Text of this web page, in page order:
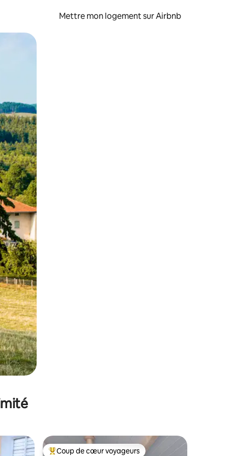
Mettre mon logement sur Airbnb
glisser.
Coup de cœur voyageurs